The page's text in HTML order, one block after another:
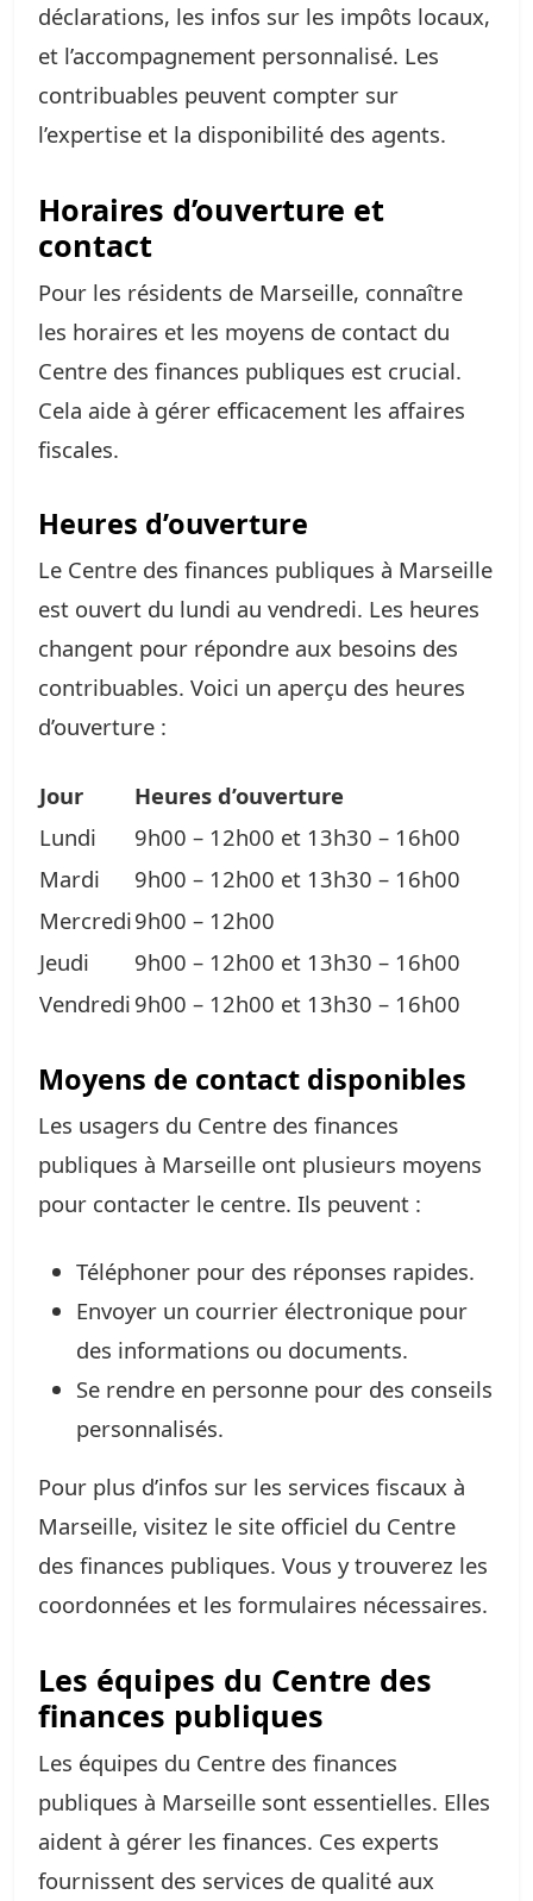
déclarations, les infos sur les impôts locaux,
et l’accompagnement personnalisé. Les
contribuables peuvent compter sur
l’expertise et la disponibilité des agents.
Horaires d’ouverture et
contact
Pour les résidents de Marseille, connaître
les horaires et les moyens de contact du
Centre des finances publiques est crucial.
Cela aide à gérer efficacement les affaires
fiscales.
Heures d’ouverture
Le Centre des finances publiques à Marseille
est ouvert du lundi au vendredi. Les heures
changent pour répondre aux besoins des
contribuables. Voici un aperçu des heures
d’ouverture :
Jour
Heures d’ouverture
Lundi
9h00 – 12h00 et 13h30 – 16h00
Mardi
9h00 – 12h00 et 13h30 – 16h00
Mercredi9h00 – 12h00
Jeudi
9h00 – 12h00 et 13h30 – 16h00
Vendredi 9h00 – 12h00 et 13h30 – 16h00
Moyens de contact disponibles
Les usagers du Centre des finances
publiques à Marseille ont plusieurs moyens
pour contacter le centre. Ils peuvent :
Téléphoner pour des réponses rapides.
Envoyer un courrier électronique pour
des informations ou documents.
Se rendre en personne pour des conseils
personnalisés.
Pour plus d’infos sur les services fiscaux à
Marseille, visitez le site officiel du Centre
des finances publiques. Vous y trouverez les
coordonnées et les formulaires nécessaires.
Les équipes du Centre des
finances publiques
Les équipes du Centre des finances
publiques à Marseille sont essentielles. Elles
aident à gérer les finances. Ces experts
fournissent des services de qualité aux